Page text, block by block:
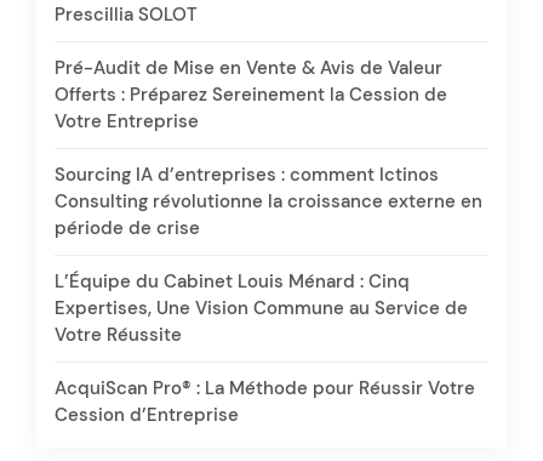
Prescillia SOLOT
Pré-Audit de Mise en Vente & Avis de Valeur
Offerts : Préparez Sereinement la Cession de
Votre Entreprise
Sourcing IA d’entreprises : comment Ictinos
Consulting révolutionne la croissance externe en
période de crise
L’Équipe du Cabinet Louis Ménard : Cinq
Expertises, Une Vision Commune au Service de
Votre Réussite
AcquiScan Pro® : La Méthode pour Réussir Votre
Cession d’Entreprise